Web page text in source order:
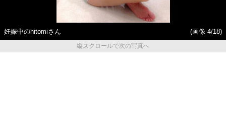
妊娠中のhitomiさん
(画像 4/18)
縦スクロールで次の写真へ